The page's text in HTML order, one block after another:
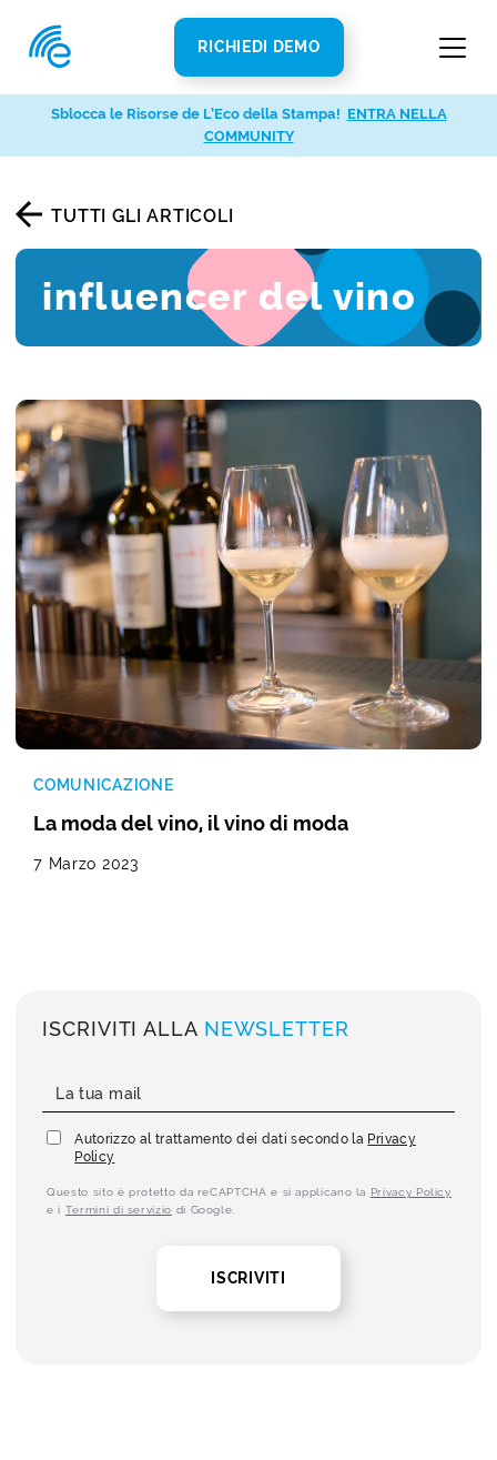
RICHIEDI DEMO
TUTTI GLI ARTICOLI
influencer del vino
COMUNICAZIONE
La moda del vino, il vino di moda
7 Marzo 2023
ISCRIVITI ALLA NEWSLETTER
Autorizzo al trattamento dei dati secondo la Privacy
Policy
Questo sito è protetto da reCAPTCHA e si applicano la Privacy Policy
e i Termini di servizio di Google.
ISCRIVITI
Sblocca le Risorse de L’Eco della Stampa! ENTRA NELLA
COMMUNITY